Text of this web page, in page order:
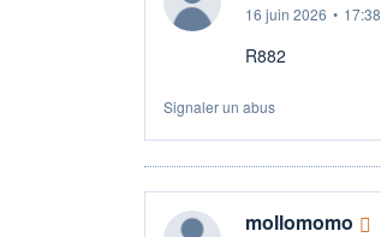
16 juin 2026 • 17:38
R882
Signaler un abus
mollomomo